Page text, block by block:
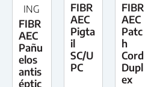
ING
FIBR
AEC
Pañu
elos
antis
éptic
FIBR
AEC
Pigta
il
SC/U
PC
FIBR
AEC
Patc
h
Cord
Dupl
ex